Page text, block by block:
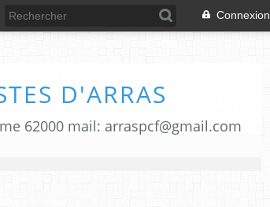
Connexion
D'ARRAS
62000 mail: arraspcf@gmail.com